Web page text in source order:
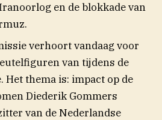
en de blokkade van
verhoort vandaag voor
van tijdens de
Het thema is: impact op de
Diederik Gommers
van de Nederlandse